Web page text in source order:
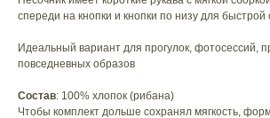
спереди на кнопки и кнопки по низу для быстрой
Идеальный вариант для прогулок, фотосессий,
повседневных образов
Состав: 100% хлопок (рибана)
Чтобы комплект дольше сохранял мягкость,